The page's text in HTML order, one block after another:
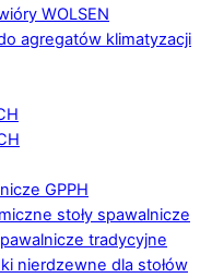
WOLSEN
agregatów klimatyzacji
GPPH
stoły spawalnicze
tradycyjne
nierdzewne dla stołów